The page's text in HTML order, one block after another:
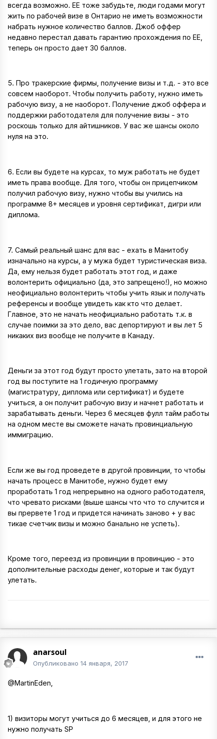
всегда возможно. ЕЕ тоже забудьте, люди годами могут
жить по рабочей визе в Онтарио не иметь возможности
набрать нужное количество баллов. Джоб оффер
недавно перестал давать гарантию прохождения по ЕЕ,
теперь он просто дает 30 баллов.
5. Про тракерские фирмы, получение визы и т.д. - это все
совсем наоборот. Чтобы получить работу, нужно иметь
рабочую визу, а не наоборот. Получение джоб оффера и
поддержки работодателя для получение визы - это
роскошь только для айтишников. У вас же шансы около
нуля на это.
6. Если вы будете на курсах, то муж работать не будет
иметь права вообще. Для того, чтобы он прицепчиком
получил рабочую визу, нужно чтобы вы учились на
программе 8+ месяцев и уровня сертификат, дигри или
диплома.
7. Самый реальный шанс для вас - ехать в Манитобу
изначально на курсы, а у мужа будет туристическая виза.
Да, ему нельзя будет работать этот год, и даже
волонтерить официально (да, это запрещено!), но можно
неофициально волонтерить чтобы учить язык и получать
референсы и вообще увидеть как кто что делает.
Главное, это не начать неофициально работать т.к. в
случае поимки за это дело, вас депортируют и вы лет 5
никаких виз вообще не получите в Канаду.
Деньги за этот год будут просто улетать, зато на второй
год вы поступите на 1 годичную программу
(магистратуру, диплома или сертификат) и будете
учиться, а он получит рабочую визу и начнет работать и
зарабатывать деньги. Через 6 месяцев фулл тайм работы
на одном месте вы сможете начать провинциальную
иммиграцию.
Если же вы год проведете в другой провинции, то чтобы
начать процесс в Манитобе, нужно будет ему
проработать 1 год непрерывно на одного работодателя,
что чревато рисками (выше шансы что что то случится и
вы прервете 1 год и придется начинать заново + у вас
тикае счетчик визы и можно банально не успеть).
Кроме того, переезд из провинции в провинцию - это
дополнительные расходы денег, которые и так будут
улетать.
anarsoul
Опубликовано 14 января, 2017
@MartinEden,
1) визиторы могут учиться до 6 месяцев, и для этого не
нужно получать SP